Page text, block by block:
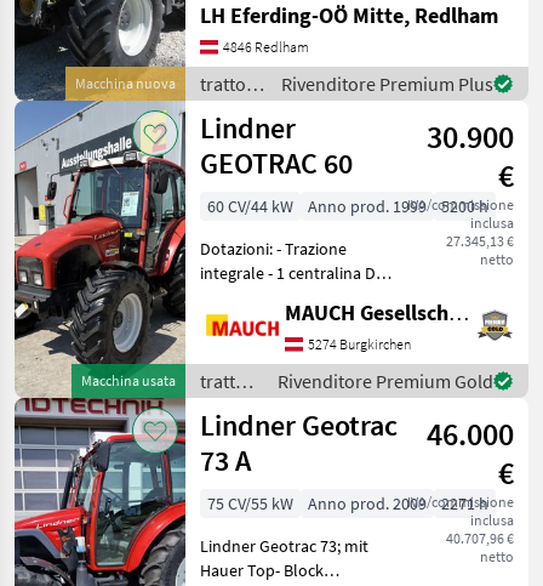
Macchina nuova
Getriebe, Luftsitz, gef.
Vorderachse, 50km/h,
540/750/1000, 3 DW STG, 2
Leitungen nac
LH Eferding-OÖ Mitte, Redlham
4846 Redlham
trattori
/
Lindner
Rivenditore Premium Plus
Macchina usata
Lindner
GEOTRAC 60
30.900
€
IVA/commissione
inclusa
27.345,13 €
netto
60 CV/44 kW Anno prod. 1999
5200 h
Dotazioni: - Trazione
integrale - 1 centralina DW -
superiore meccanico -
Gancio di traino - Cunei di
stazionamento - 2 fari di
lavoro an
MAUCH Gesellschaft m.b.H. & Co.KG
5274 Burgkirchen
trattori
/
Lindner
Rivenditore Premium Gold
Lindner Geotrac
73 A
46.000
€
IVA/commissione
inclusa
40.707,96 €
netto
75 CV/55 kW Anno prod. 2009
2271 h
Lindner Geotrac 73; mit
Hauer Top- Block